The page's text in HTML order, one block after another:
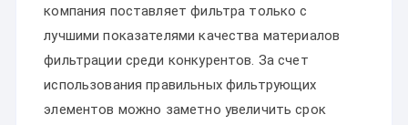
компания поставляет фильтра только с
лучшими показателями качества материалов
фильтрации среди конкурентов. За счет
использования правильных фильтрующих
элементов можно заметно увеличить срок